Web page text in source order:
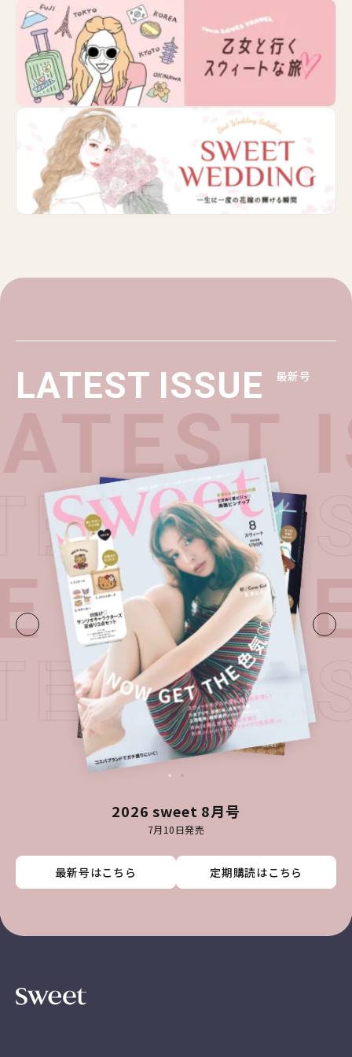
LATEST ISSUE 最新号
2026 sweet 8月号
7月10日発売
最新号はこちら 定期購読はこちら
最新号はこちら 定期購読はこちら
最新号はこちら 定期購読はこちら
最新号はこちら 定期購読はこちら